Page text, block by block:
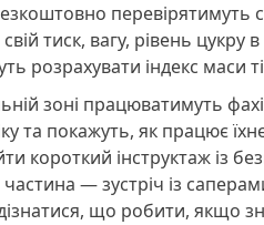
перевірятимуть
тиск, вагу, рівень цукру
розрахувати індекс маси
зоні працюватимуть
та покажуть, як працює
короткий інструктаж із
— зустріч із
що робити, якщо